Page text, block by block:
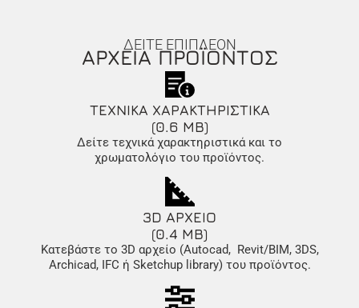
ΔΕΙΤΕ ΕΠΙΠΛΕΟΝ
ΑΡΧΕΙΑ ΠΡΟΪΟΝΤΟΣ
ΤΕΧΝΙΚΑ ΧΑΡΑΚΤΗΡΙΣΤΙΚΑ
(0.6 MB)
Δείτε τεχνικά χαρακτηριστικά και το
χρωματολόγιο του προϊόντος.
3D ΑΡΧΕΙΟ
(0.4 MB)
Κατεβάστε το 3D αρχείο (Autocad, Revit/BIM, 3DS,
Archicad, IFC ή Sketchup library) του προϊόντος.